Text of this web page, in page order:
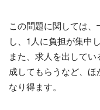
この問題に関しては
し、1人に負担が集中
また、求人を出して
成してもらうなど、
なり得ます。